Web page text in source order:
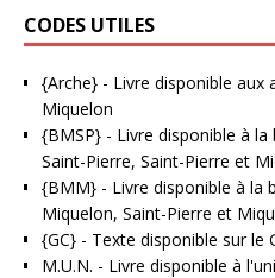
CODES UTILES
{Arche} - Livre disponible aux
Miquelon
{BMSP} - Livre disponible à
Saint-Pierre, Saint-Pierre et
{BMM} - Livre disponible à la
Miquelon, Saint-Pierre et
{GC} - Texte disponible sur le
M.U.N. - Livre disponible à